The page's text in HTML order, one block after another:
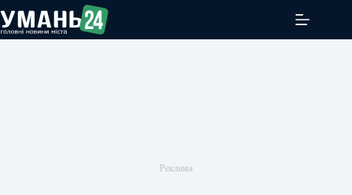
до
вмісту